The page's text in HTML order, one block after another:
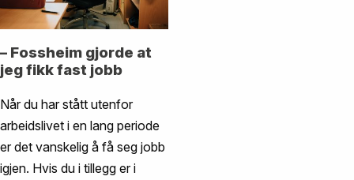
– Fossheim gjorde at
jeg fikk fast jobb
Når du har stått utenfor
arbeidslivet i en lang periode
er det vanskelig å få seg jobb
igjen. Hvis du i tillegg er i